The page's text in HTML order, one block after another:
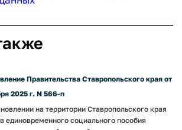
Правительства Ставропольского края от
2025 г. N 566-п
на территории Ставропольского края
единовременного социального пособия